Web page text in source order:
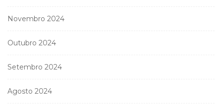
Novembro 2024
Outubro 2024
Setembro 2024
Agosto 2024